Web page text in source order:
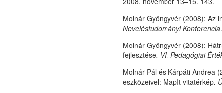
Molnár Gyöngyvér (2008): Az
Neveléstudományi Konferencia
Molnár Gyöngyvér (2008):
fejlesztése. VI. Pedagógiai
Molnár Pál és Kárpáti Andrea
eszközeivel: MapIt vitatérkép.